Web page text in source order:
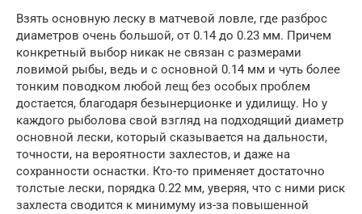
Взять основную леску в матчевой ловле, где разброс
диаметров очень большой, от 0.14 до 0.23 мм. Причем
конкретный выбор никак не связан с размерами
ловимой рыбы, ведь и с основной 0.14 мм и чуть более
тонким поводком любой лещ без особых проблем
достается, благодаря безынерционке и удилищу. Но у
каждого рыболова свой взгляд на подходящий диаметр
основной лески, который сказывается на дальности,
точности, на вероятности захлестов, и даже на
сохранности оснастки. Кто-то применяет достаточно
толстые лески, порядка 0.22 мм, уверяя, что с ними риск
захлеста сводится к минимуму из-за повышенной